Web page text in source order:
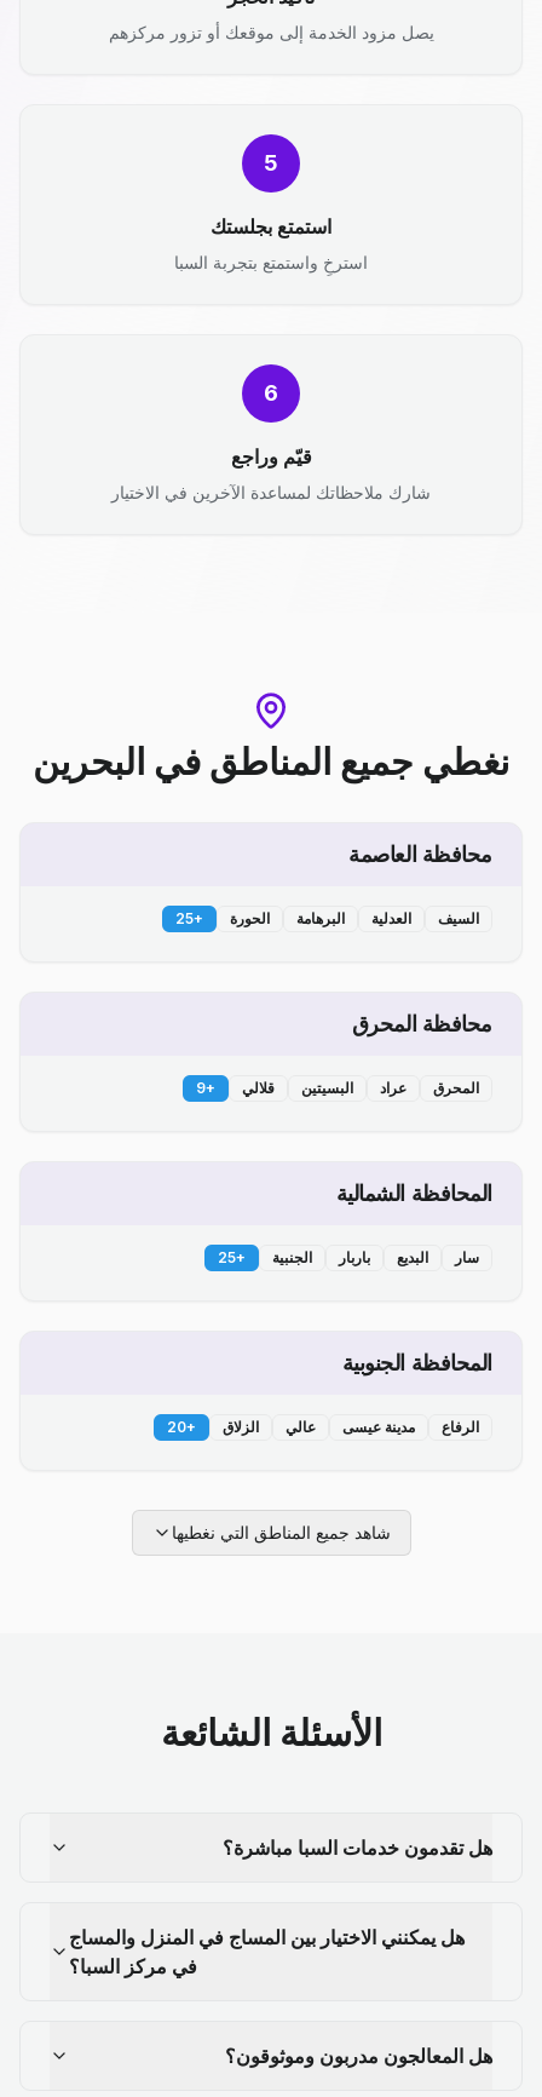
يصل مزود الخدمة إلى موقعك أو تزور مركزهم
5
استمتع بجلستك
استرخِ واستمتع بتجربة السبا
6
قيّم وراجع
شارك ملاحظاتك لمساعدة الآخرين في الاختيار
نغطي جميع المناطق في البحرين
محافظة العاصمة
السيف العدلية البرهامة الحورة +
25
محافظة المحرق
المحرق عراد البسيتين قلالي +
9
المحافظة الشمالية
سار البديع باربار الجنبية +
25
المحافظة الجنوبية
الرفاع مدينة عيسى عالي الزلاق +
20
شاهد جميع المناطق التي نغطيها
الأسئلة الشائعة
هل تقدمون خدمات السبا مباشرة؟
هل يمكنني الاختيار بين المساج في المنزل والمساج
في مركز السبا؟
هل المعالجون مدربون وموثوقون؟